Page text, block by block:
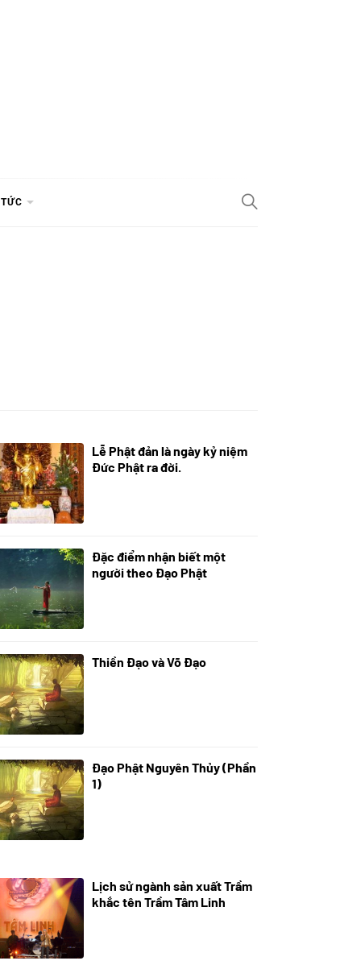
05/06/2024
Lễ Phật đản là ngày kỷ niệm
Đức Phật ra đời.
01/06/2024
Đặc điểm nhận biết một
người theo Đạo Phật
30/11/2022
Thiền Đạo và Võ Đạo
08/06/2022
Đạo Phật Nguyên Thủy (Phần
1)
21/10/2025
Lịch sử ngành sản xuất Trầm
khắc tên Trầm Tâm Linh